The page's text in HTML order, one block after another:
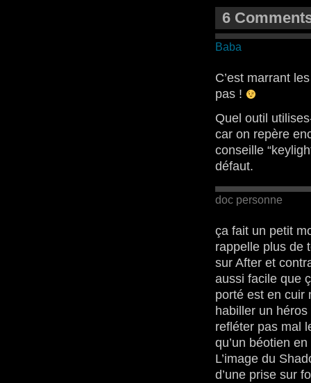
6
Baba
C’est marrant
pas !
Quel outil
car on repère
conseille
défaut.
doc personne
ça fait un petit
rappelle plus de
sur After et
aussi facile que
porté est en cuir
habiller un
refléter pas mal
qu’un béotien
L’image du
d’une prise sur